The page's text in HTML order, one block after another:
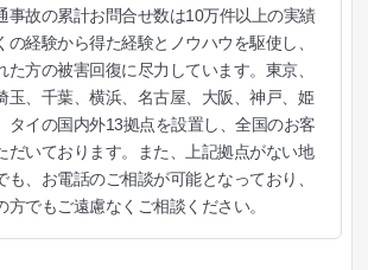
事故の累計お問合せ数は10万件以上の実績
の経験から得た経験とノウハウを駆使し、
た方の被害回復に尽力しています。東京、
玉、千葉、横浜、名古屋、大阪、神戸、姫
タイの国内外13拠点を設置し、全国のお客
だいております。また、上記拠点がない地
も、お電話のご相談が可能となっており、
方でもご遠慮なくご相談ください。